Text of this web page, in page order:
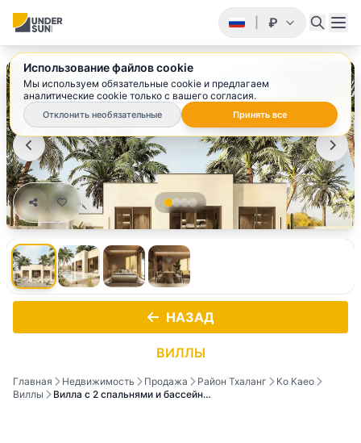
₽
НАЗАД
ВИЛЛЫ
Главная Недвижимость Продажа Район Тхаланг
Ко Каео
Виллы
Вилла с 2 спальнями и бассейн…
Использование файлов cookie
Мы используем обязательные cookie и предлагаем
аналитические cookie только с вашего согласия.
Отклонить необязательные Принять все